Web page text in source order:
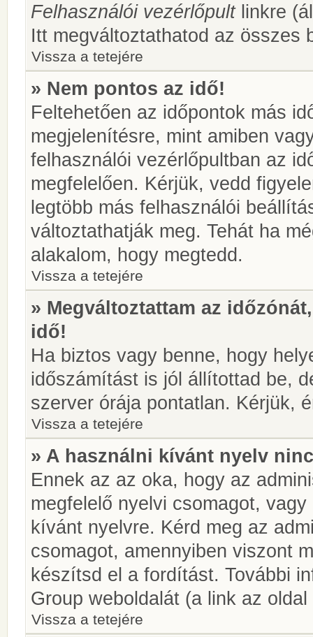
Felhasználói vezérlőpultlinkre
Itt megváltoztathatod az összes
Vissza a tetejére
» Nem pontos az idő!
Feltehetően az időpontok más
megjelenítésre, mint amiben
felhasználói vezérlőpultban az
megfelelően. Kérjük, vedd
legtöbb más felhasználói
változtathatják meg. Tehát ha
alakalom, hogy megtedd.
Vissza a tetejére
» Megváltoztattam az
idő!
Ha biztos vagy benne, hogy
időszámítást is jól állítottad be,
szerver órája pontatlan. Kérjük,
Vissza a tetejére
» A használni kívánt nyelv
Ennek az az oka, hogy az
megfelelő nyelvi csomagot,
kívánt nyelvre. Kérd meg az
csomagot, amennyiben viszont
készítsd el a fordítást. További
Group weboldalát (a link az
Vissza a tetejére